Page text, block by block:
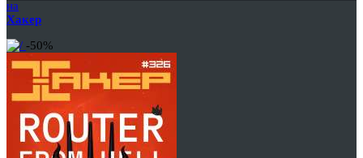
на
Хакер
-50%